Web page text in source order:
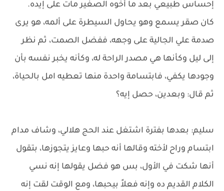
إحساس طبيعي بعد ما أخوه الصغير مات على إيده.
كان صقر يسمع وهو يحاول السيطرة على ألمه، هو يرى
صدمة علي الجالية على وجهه، ففضل الصمت، ثم نظر
إلى ليل وكأنها هي مصدر الراحة له، وكأنه يخبر نفسه بأن
وجودها يكفي، فابتسامة واحدة منها تعطيه امل بالحياة،
ثم قال: وبعدين، حصل إيه؟
سليم: بعدها بفترة اشتغل عند الحج هلالي، وشاف مدام
ابتسام وراح لأخته وقالها أنه حبها وعايز يتجوزها، بتقول
أنها شكت في الأول، بس هو فضل يقولها إنه نسي
الكلام القديم ده وإنه فعلاً بيحبها، ومع الوقت لقت إنه